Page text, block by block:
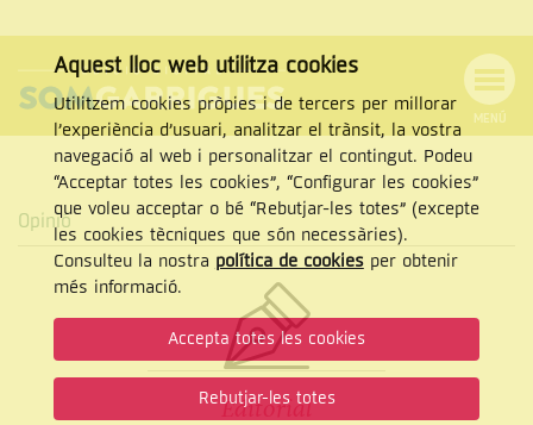
NAVEGACIÓ
MENÚ
Cercar
CERCAR
Opinió
Editorial
Aquest lloc web utilitza cookies
Utilitzem cookies pròpies i de tercers per millorar
l’experiència d’usuari, analitzar el trànsit, la vostra
navegació al web i personalitzar el contingut. Podeu
“Acceptar totes les cookies”, “Configurar les cookies”
que voleu acceptar o bé “Rebutjar-les totes” (excepte
les cookies tècniques que són necessàries).
Consulteu la nostra política de cookiesper obtenir
més informació.
Accepta totes les cookies
Rebutjar-les totes